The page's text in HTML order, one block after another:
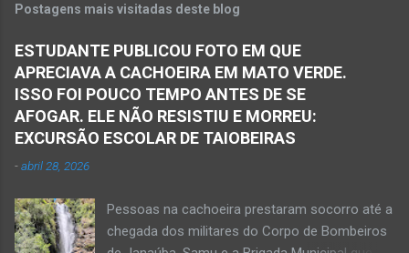
Postagens mais visitadas deste blog
ESTUDANTE PUBLICOU FOTO EM QUE
APRECIAVA A CACHOEIRA EM MATO VERDE.
ISSO FOI POUCO TEMPO ANTES DE SE
AFOGAR. ELE NÃO RESISTIU E MORREU:
EXCURSÃO ESCOLAR DE TAIOBEIRAS
-abril 28, 2026
Pessoas na cachoeira prestaram socorro até a
chegada dos militares do Corpo de Bombeiros